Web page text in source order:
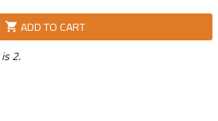
shopping_cart ADD TO CART
2.